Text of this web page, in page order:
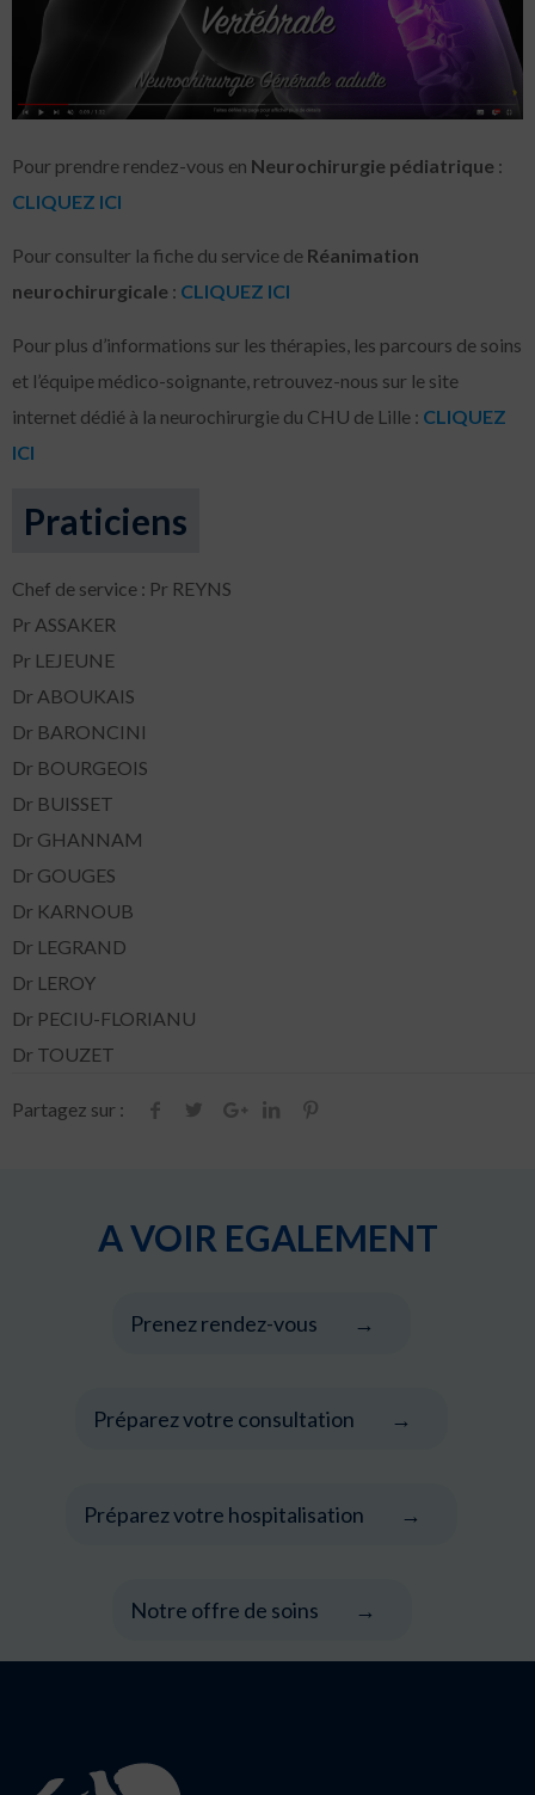
Pour prendre rendez-vous en Neurochirurgie pédiatrique :
CLIQUEZ ICI
Pour consulter la fiche du service de Réanimation
neurochirurgicale : CLIQUEZ ICI
Pour plus d’informations sur les thérapies, les parcours de soins
et l’équipe médico-soignante, retrouvez-nous sur le site
internet dédié à la neurochirurgie du CHU de Lille : CLIQUEZ
ICI
Praticiens
Chef de service : Pr REYNS
Pr ASSAKER
Pr LEJEUNE
Dr ABOUKAIS
Dr BARONCINI
Dr BOURGEOIS
Dr BUISSET
Dr GHANNAM
Dr GOUGES
Dr KARNOUB
Dr LEGRAND
Dr LEROY
Dr PECIU-FLORIANU
Dr TOUZET
Partagez sur :
A VOIR EGALEMENT
Prenez rendez-vous
Préparez votre consultation
Préparez votre hospitalisation
Notre offre de soins